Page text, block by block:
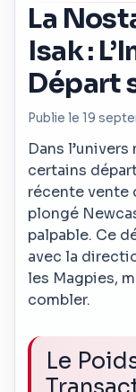
La
Isak :
Départ
Publie le 19
Dans
certains
récente vente
plongé
palpable. Ce
avec la
les Magpies,
combler.
Le